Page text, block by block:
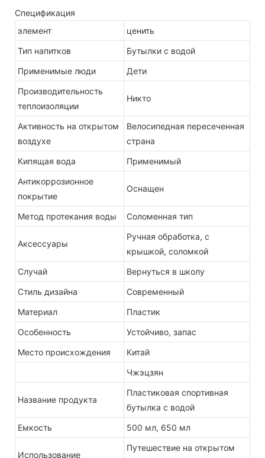
Спецификация
элемент
ценить
Тип напитков
Бутылки с водой
Применимые люди
Дети
Производительность
теплоизоляции
Никто
Активность на открытом
воздухе
Велосипедная пересеченная
страна
Кипящая вода
Применимый
Антикоррозионное
покрытие
Оснащен
Метод протекания воды Соломенная тип
Аксессуары
Ручная обработка, с
крышкой, соломкой
Случай
Вернуться в школу
Стиль дизайна
Современный
Материал
Пластик
Особенность
Устойчиво, запас
Место происхождения
Китай
Чжэцзян
Название продукта
Пластиковая спортивная
бутылка с водой
Емкость
500 мл, 650 мл
Использование
Путешествие на открытом